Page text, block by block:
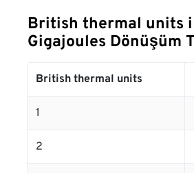
British thermal units
Gigajoules Dönüşüm
British thermal units
1
2